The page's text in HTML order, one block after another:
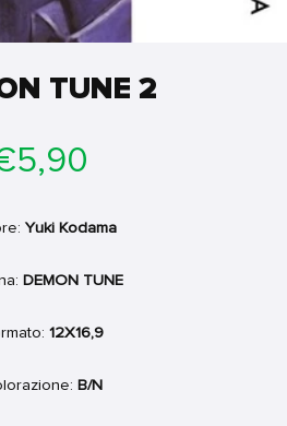
TUNE 2
Yuki Kodama
DEMON TUNE
12X16,9
B/N